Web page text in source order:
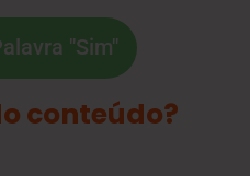
"Sim"
conteúdo?